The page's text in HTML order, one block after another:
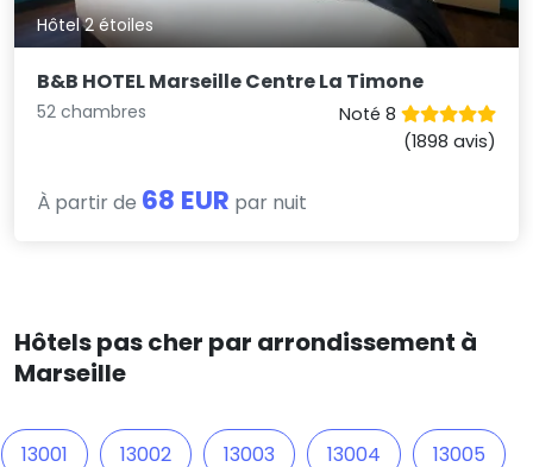
Hôtel 2 étoiles
B&B HOTEL Marseille Centre La Timone
52 chambres
Noté 8
(1898 avis)
À partir de 68 EUR par nuit
Hôtels pas cher par arrondissement à
Marseille
13001 13002 13003 13004 13005